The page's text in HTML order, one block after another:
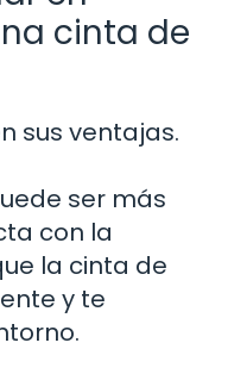
cinta de
sus ventajas.
ser más
con la
la cinta de
y te